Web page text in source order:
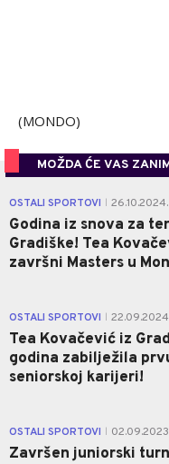
(MONDO)
MOŽDA ĆE VAS
OSTALI SPORTOVI 26.10.2024.
Godina iz snova za
Gradiške! Tea
završni Masters u
OSTALI SPORTOVI
Tea Kovačević iz
godina zabilježila
seniorskoj karijeri!
OSTALI SPORTOVI
Završen juniorski